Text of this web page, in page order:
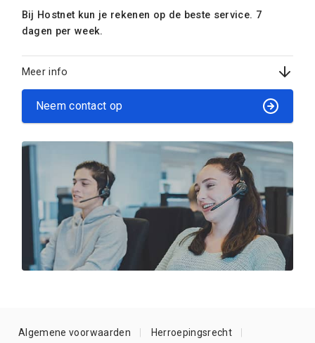
Bij Hostnet kun je rekenen op de beste service. 7
dagen per week.
Meer info
Neem contact op
Algemene voorwaarden Herroepingsrecht